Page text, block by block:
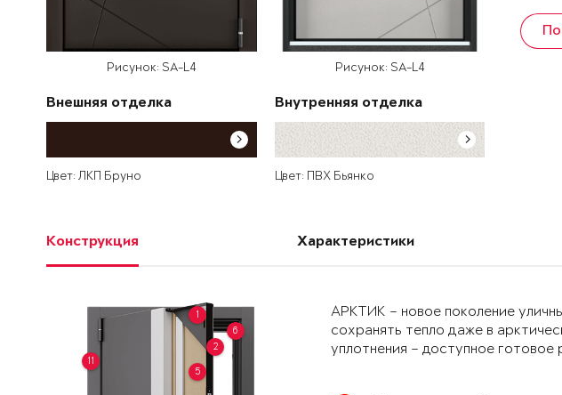
Рисунок: SA-L4
Внешняя отделка
Цвет: ЛКП Бруно
Рисунок: SA-L4
Внутренняя отделка
Цвет: ПВХ Бьянко
Конструкция Характеристики
1
2
5
6
11
АРКТИК – новое поколение
сохранять тепло даже в
уплотнения – доступное